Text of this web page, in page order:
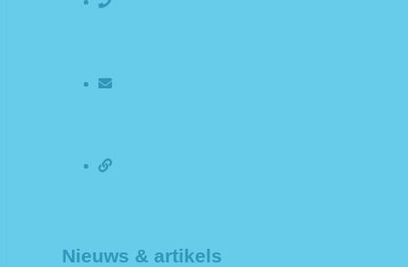
Nieuws & artikels